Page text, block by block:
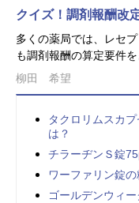
クイズ！調剤報酬改
多くの薬局では、レセ
も調剤報酬の算定要件
柳田 希望
タクロリムスカ
は？
チラーヂンＳ錠
ワーファリン錠
ゴールデンウィ